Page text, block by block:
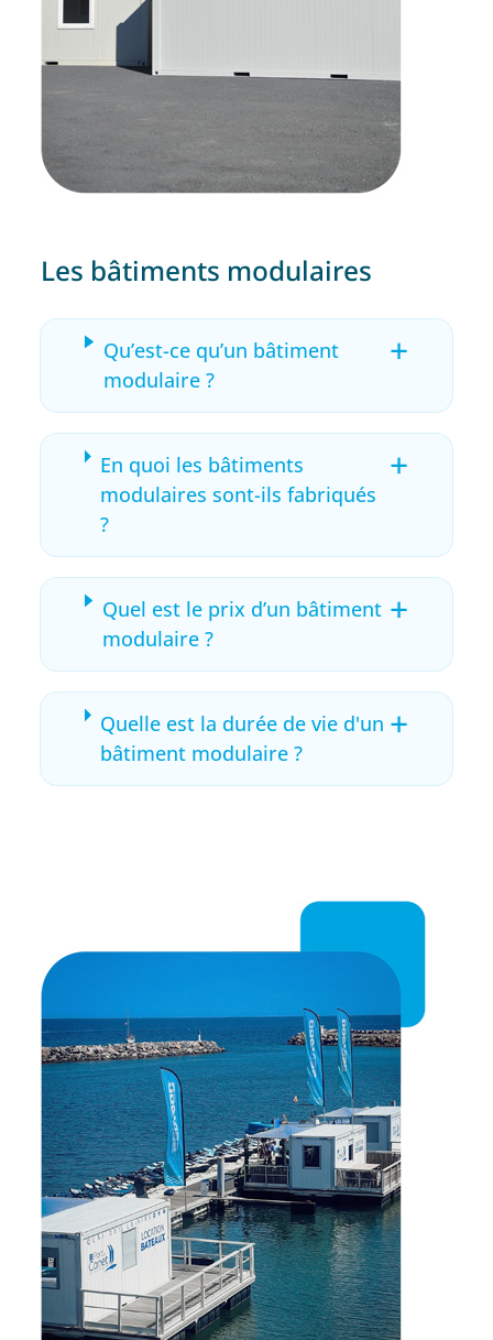
Les bâtiments modulaires
Qu’est-ce qu’un bâtiment
modulaire ?
+
En quoi les bâtiments
modulaires sont-ils fabriqués
?
+
Quel est le prix d’un bâtiment
modulaire ?
+
Quelle est la durée de vie d'un
bâtiment modulaire ?
+